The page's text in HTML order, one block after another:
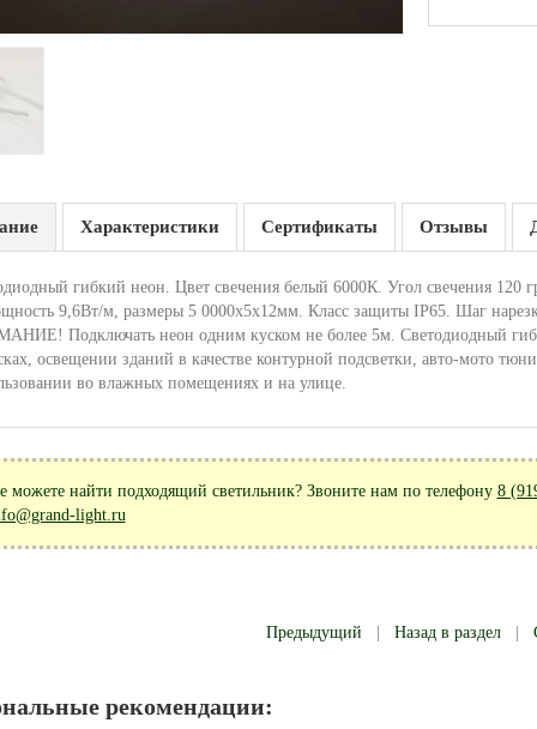
Характеристики Сертификаты Отзывы
гибкий неон. Цвет свечения белый 6000К. Угол свечения 120
9,6Вт/м, размеры 5 0000х5х12мм. Класс защиты IP65. Шаг
Подключать неон одним куском не более 5м. Светодиодный
освещении зданий в качестве контурной подсветки, авто-мото
во влажных помещениях и на улице.
можете найти подходящий светильник? Звоните нам по телефону 8
light.ru
Предыдущий |Назад в раздел |
рекомендации: